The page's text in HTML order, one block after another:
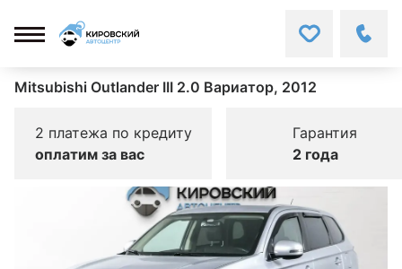
Mitsubishi Outlander III 2.0 Вариатор, 2012
2 платежа по кредиту
оплатим за вас
Гарантия
2 года